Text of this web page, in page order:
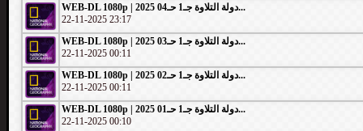
WEB-DL 1080p | 2025 دولة التلاوة جـ1 حـ04...
22-11-2025 23:17
WEB-DL 1080p | 2025 دولة التلاوة جـ1 حـ03...
22-11-2025 00:11
WEB-DL 1080p | 2025 دولة التلاوة جـ1 حـ02...
22-11-2025 00:11
WEB-DL 1080p | 2025 دولة التلاوة جـ1 حـ01...
22-11-2025 00:10